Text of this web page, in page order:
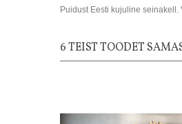
Puidust Eesti kujuline
6 TEIST TOODET